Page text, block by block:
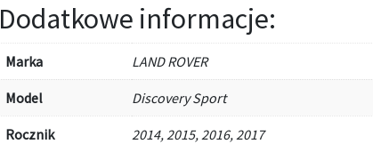
Dodatkowe informacje:
Marka LAND ROVER
Model Discovery Sport
Rocznik 2014, 2015, 2016, 2017